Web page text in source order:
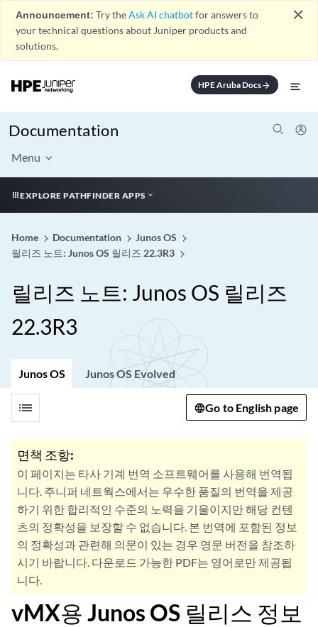
Announcement: Try theAsk AI chatbotfor answers to
your technical questions about Juniper products and
solutions.
close
HPE Aruba Docsarrow_forward
Documentation
Menu
EXPLORE PATHFINDER APPS
Home Documentation
Junos OS
릴리즈 노트: Junos OS 릴리즈 22.3R3
릴리즈 노트: Junos OS 릴리즈
22.3R3
Junos OS Junos OS Evolved
list Go to English page
면책 조항:
이 페이지는 타사 기계 번역 소프트웨어를 사용해 번역됩
니다. 주니퍼 네트웍스에서는 우수한 품질의 번역을 제공
하기 위한 합리적인 수준의 노력을 기울이지만 해당 컨텐
츠의 정확성을 보장할 수 없습니다. 본 번역에 포함된 정보
의 정확성과 관련해 의문이 있는 경우 영문 버전을 참조하
시기 바랍니다. 다운로드 가능한 PDF는 영어로만 제공됩
니다.
vMX용 Junos OS 릴리스 정보